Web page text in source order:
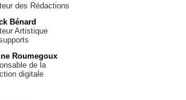
des Rédactions
Bénard
Artistique
Roumegoux
de la
digitale